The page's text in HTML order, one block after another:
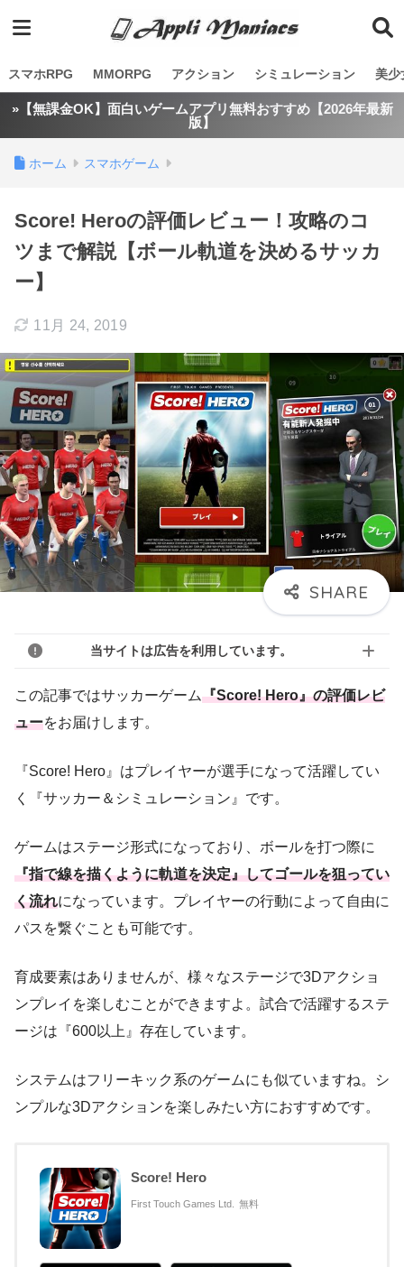
スマホRPG MMORPG アクション シミュレーション 美少
»【無課金OK】面白いゲームアプリ無料おすすめ【2026年最新
版】
ホーム スマホゲーム
Score! Heroの評価レビュー！攻略のコ
ツまで解説【ボール軌道を決めるサッカ
ー】
11月 24, 2019
当サイトは広告を利用しています。
この記事ではサッカーゲーム『Score! Hero』の評価レビ
ューをお届けします。
『Score! Hero』はプレイヤーが選手になって活躍してい
く『サッカー＆シミュレーション』です。
ゲームはステージ形式になっており、ボールを打つ際に
『指で線を描くように軌道を決定』してゴールを狙ってい
く流れになっています。プレイヤーの行動によって自由に
パスを繋ぐことも可能です。
育成要素はありませんが、様々なステージで3Dアクショ
ンプレイを楽しむことができますよ。試合で活躍するステ
ージは『600以上』存在しています。
システムはフリーキック系のゲームにも似ていますね。シ
ンプルな3Dアクションを楽しみたい方におすすめです。
Score! Hero
First Touch Games Ltd. 無料